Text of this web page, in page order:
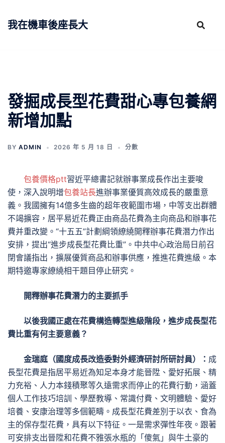
我在機車後座長大
發掘成長型花費甜心專包養網
新增加點
BY ADMIN 2026 年 5 月 18 日 分數
包養價格ptt習近平總書記就辦事業成長作出主要唆
使，深入說明增包養站長進辦事業優質高效成長的嚴重意
義。我國擁有14億多生齒的超年夜範圍市場，中等支出群體
不竭擴容，居平易近花費正由商品花費為主向商品和辦事花
費并重改變。“十五五”計劃綱領繚繞開釋辦事花費潛力作出
安排，提出“進步成長型花費比重”。中共中心政治局日前召
閉會議指出，擴展優質商品和辦事供應，推進花費進級。本
期特邀專家繚繞相干題目停止研究。
開釋辦事花費潛力的主要抓手
以後我國正處在花費構造轉型進級階段，進步成長型花
費比重有何主要意義？
金瑞庭（國度成長改造委對外經濟研討所研討員）： 成
長型花費是指居平易近為知足本身才能晉陞、愛好拓展、精
力充裕、人力本錢積聚等久遠需求而停止的花費行動，涵蓋
個人工作技巧培訓、學歷教導、常識付費、文明體驗、愛好
培養、安康治理等多個範疇。成長型花費差別于以衣、食為
主的保存型花費，具有以下特征。一是需求彈性年夜。跟著
可安排支出晉陞和花費不雅張水瓶的「傻氣」與牛土豪的